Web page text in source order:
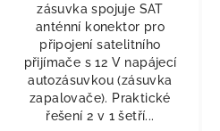
zásuvka spojuje SAT
anténní konektor pro
připojení satelitního
přijímače s 12 V napájecí
autozásuvkou (zásuvka
zapalovače). Praktické
řešení 2 v 1 šetří...